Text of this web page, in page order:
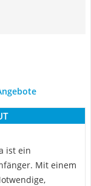
ist ein
Mit einem